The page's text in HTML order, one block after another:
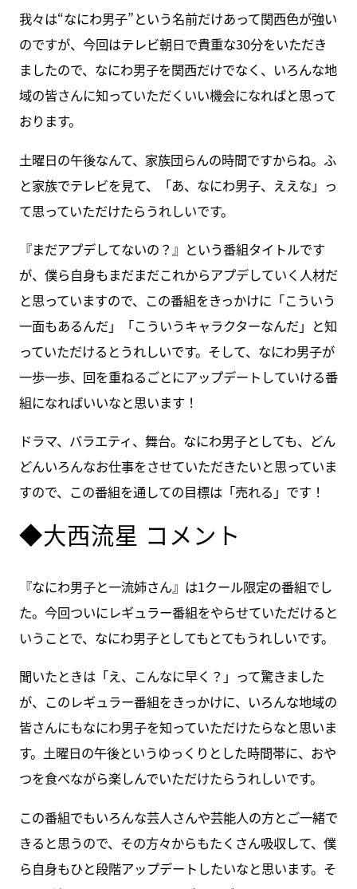
我々は“なにわ男子”という名前だけあって関西色が強い
のですが、今回はテレビ朝日で貴重な30分をいただき
ましたので、なにわ男子を関西だけでなく、いろんな地
域の皆さんに知っていただくいい機会になればと思って
おります。
土曜日の午後なんて、家族団らんの時間ですからね。ふ
と家族でテレビを見て、「あ、なにわ男子、ええな」っ
て思っていただけたらうれしいです。
『まだアプデしてないの？』という番組タイトルです
が、僕ら自身もまだまだこれからアプデしていく人材だ
と思っていますので、この番組をきっかけに「こういう
一面もあるんだ」「こういうキャラクターなんだ」と知
っていただけるとうれしいです。そして、なにわ男子が
一歩一歩、回を重ねるごとにアップデートしていける番
組になればいいなと思います！
ドラマ、バラエティ、舞台。なにわ男子としても、どん
どんいろんなお仕事をさせていただきたいと思っていま
すので、この番組を通しての目標は「売れる」です！
◆大西流星 コメント
『なにわ男子と一流姉さん』は1クール限定の番組でし
た。今回ついにレギュラー番組をやらせていただけると
いうことで、なにわ男子としてもとてもうれしいです。
聞いたときは「え、こんなに早く？」って驚きました
が、このレギュラー番組をきっかけに、いろんな地域の
皆さんにもなにわ男子を知っていただけたらなと思いま
す。土曜日の午後というゆっくりとした時間帯に、おや
つを食べながら楽しんでいただけたらうれしいです。
この番組でもいろんな芸人さんや芸能人の方とご一緒で
きると思うので、その方々からもたくさん吸収して、僕
ら自身もひと段階アップデートしたいなと思います。そ